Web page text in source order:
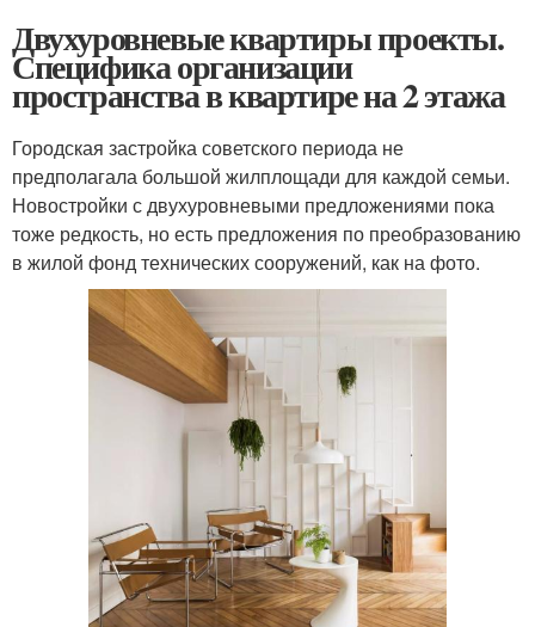
Двухуровневые квартиры проекты.
Специфика организации
пространства в квартире на 2 этажа
Городская застройка советского периода не
предполагала большой жилплощади для каждой семьи.
Новостройки с двухуровневыми предложениями пока
тоже редкость, но есть предложения по преобразованию
в жилой фонд технических сооружений, как на фото.